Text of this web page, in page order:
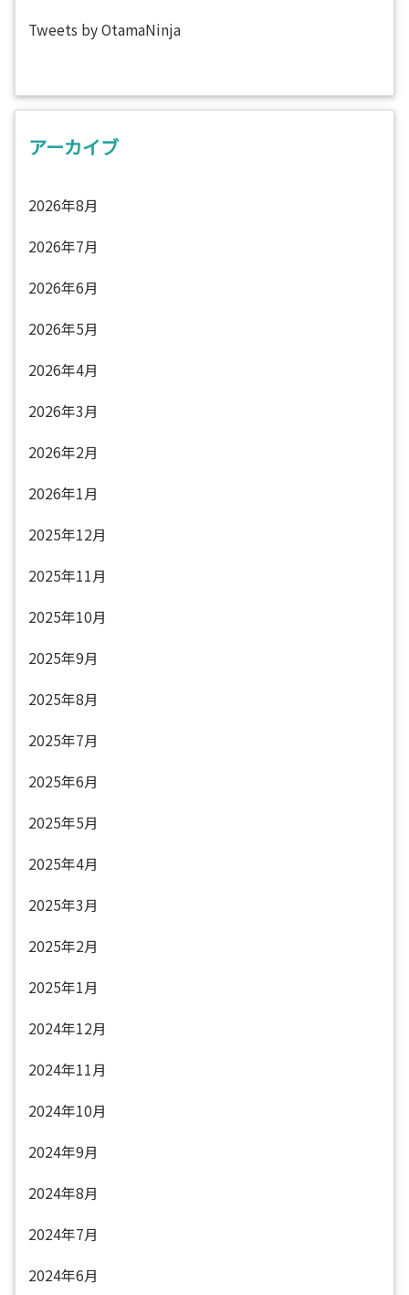
Tweets by OtamaNinja
アーカイブ
2026年8月
2026年7月
2026年6月
2026年5月
2026年4月
2026年3月
2026年2月
2026年1月
2025年12月
2025年11月
2025年10月
2025年9月
2025年8月
2025年7月
2025年6月
2025年5月
2025年4月
2025年3月
2025年2月
2025年1月
2024年12月
2024年11月
2024年10月
2024年9月
2024年8月
2024年7月
2024年6月